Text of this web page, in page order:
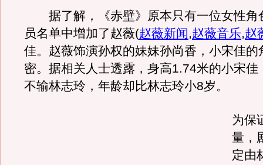
据了解，《赤壁》原本只有一位女性角
员名单中增加了赵薇(赵薇新闻,赵薇音乐,赵
佳。赵薇饰演孙权的妹妹孙尚香，小宋佳的
密。据相关人士透露，身高1.74米的小宋佳
不输林志玲，年龄却比林志玲小8岁。
为保
量，
定由